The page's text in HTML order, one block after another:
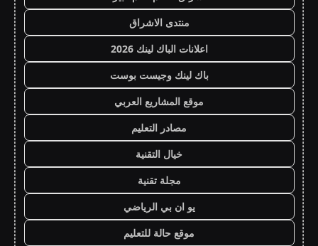
منتدى الاشراق
اعلانات الباك لينك 2026
باك لينك وجيست بوست
موقع المشاريع العربي
مصادر التعليم
خيال التقنية
مجلة تقنية
يو ان بي الرياضي
موقع حالة للتعليم